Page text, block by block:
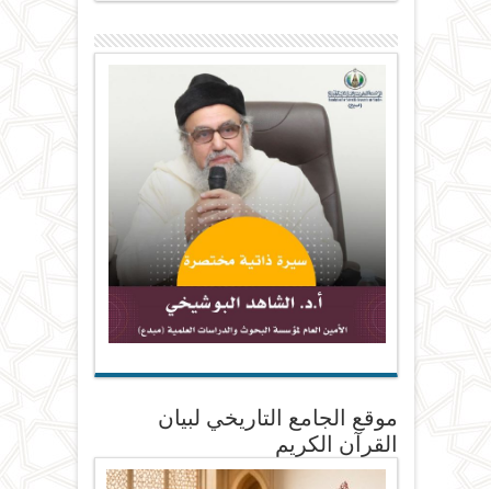
موقع الجامع التاريخي لبيان
القرآن الكريم